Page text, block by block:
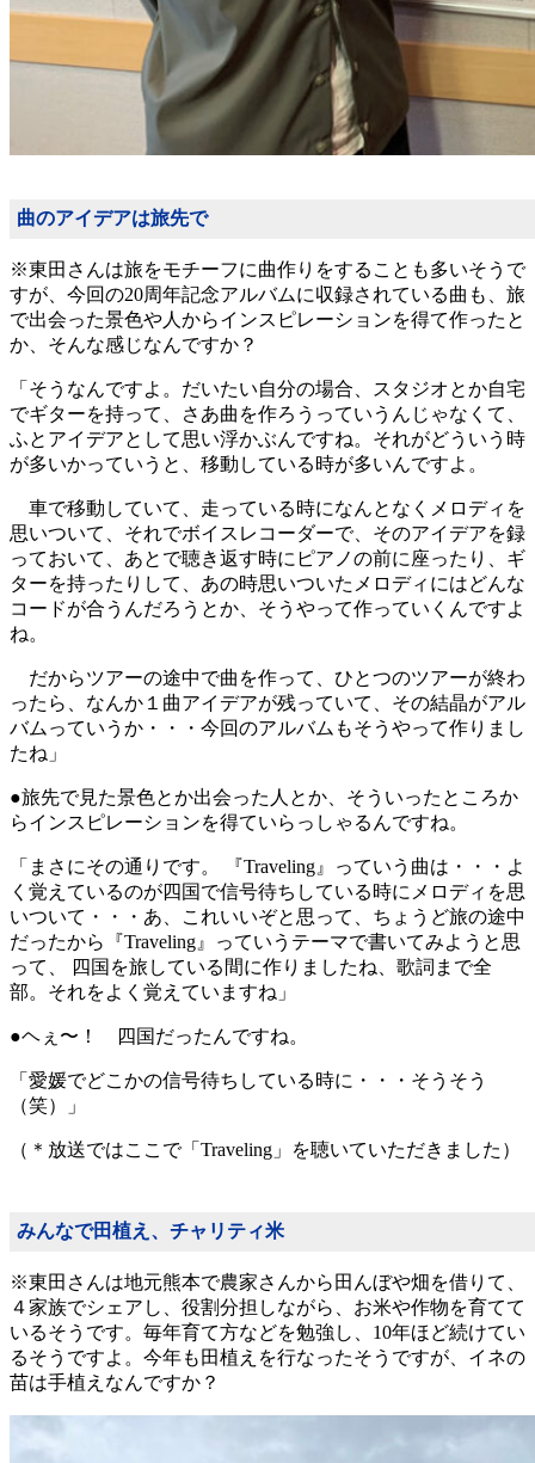
曲のアイデアは旅先で
※東田さんは旅をモチーフに曲作りをすることも多いそうで
すが、今回の20周年記念アルバムに収録されている曲も、旅
で出会った景色や人からインスピレーションを得て作ったと
か、そんな感じなんですか？
「そうなんですよ。だいたい自分の場合、スタジオとか自宅
でギターを持って、さあ曲を作ろうっていうんじゃなくて、
ふとアイデアとして思い浮かぶんですね。それがどういう時
が多いかっていうと、移動している時が多いんですよ。
車で移動していて、走っている時になんとなくメロディを
思いついて、それでボイスレコーダーで、そのアイデアを録
っておいて、あとで聴き返す時にピアノの前に座ったり、ギ
ターを持ったりして、あの時思いついたメロディにはどんな
コードが合うんだろうとか、そうやって作っていくんですよ
ね。
だからツアーの途中で曲を作って、ひとつのツアーが終わ
ったら、なんか１曲アイデアが残っていて、その結晶がアル
バムっていうか・・・今回のアルバムもそうやって作りまし
たね」
●旅先で見た景色とか出会った人とか、そういったところか
らインスピレーションを得ていらっしゃるんですね。
「まさにその通りです。 『Traveling』っていう曲は・・・よ
く覚えているのが四国で信号待ちしている時にメロディを思
いついて・・・あ、これいいぞと思って、ちょうど旅の途中
だったから『Traveling』っていうテーマで書いてみようと思
って、 四国を旅している間に作りましたね、歌詞まで全
部。それをよく覚えていますね」
●ヘぇ〜！ 四国だったんですね。
「愛媛でどこかの信号待ちしている時に・・・そうそう
（笑）」
（＊放送ではここで「Traveling」を聴いていただきました）
みんなで田植え、チャリティ米
※東田さんは地元熊本で農家さんから田んぼや畑を借りて、
４家族でシェアし、役割分担しながら、お米や作物を育てて
いるそうです。毎年育て方などを勉強し、10年ほど続けてい
るそうですよ。今年も田植えを行なったそうですが、イネの
苗は手植えなんですか？